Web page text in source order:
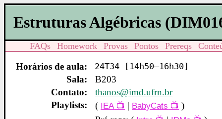
Estruturas Algébricas
FAQs Homework Provas Pontos Prereqs
Horários de aula: 24T34 [14h50–16h30]
Sala:
B203
Contato:
thanos@imd.ufrn.br
Playlists:
( IEA | BabyCats
)